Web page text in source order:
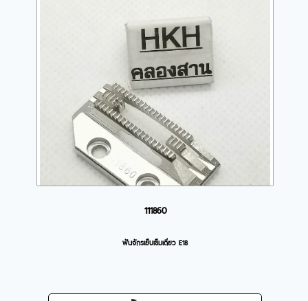
111860
ฟันจักรเย็บเข็มเดี่ยว E18